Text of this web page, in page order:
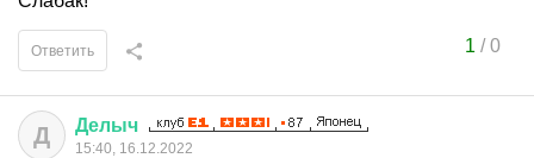
1 /0
Ответить
Д Делыч
15:40, 16.12.2022